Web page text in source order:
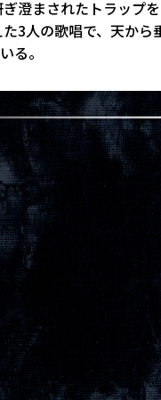
澄まされたトラップ
3人の歌唱で、天か
る。